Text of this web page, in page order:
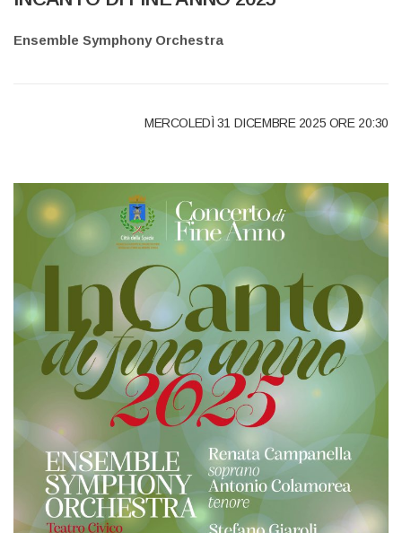
Ensemble Symphony Orchestra
MERCOLEDÌ 31 DICEMBRE 2025 ORE 20:30